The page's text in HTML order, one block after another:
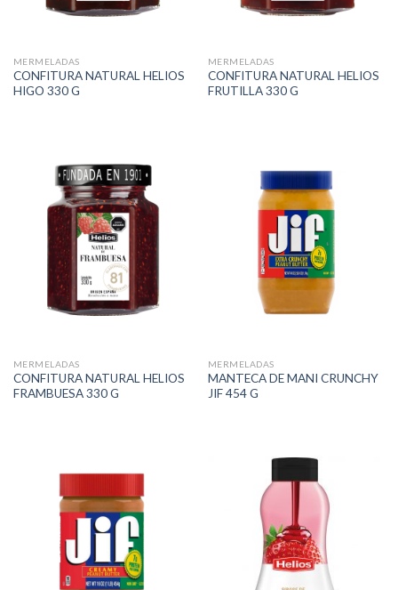
MERMELADAS
CONFITURA NATURAL HELIOS
HIGO 330 G
MERMELADAS
CONFITURA NATURAL HELIOS
FRUTILLA 330 G
MERMELADAS
CONFITURA NATURAL HELIOS
FRAMBUESA 330 G
MERMELADAS
MANTECA DE MANI CRUNCHY
JIF 454 G